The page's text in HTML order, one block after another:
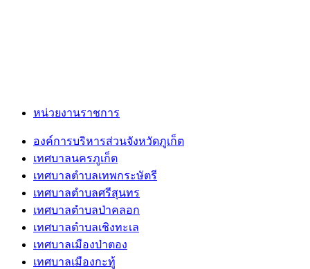
หน่วยงานราชการ
องค์การบริหารส่วนจังหวัดภูเก็ต
เทศบาลนครภูเก็ต
เทศบาลตำบลเทพกระษัตรี
เทศบาลตำบลศรีสุนทร
เทศบาลตำบลป่าคลอก
เทศบาลตำบลเชิงทะเล
เทศบาลเมืองป่าตอง
เทศบาลเมืองกะทู้